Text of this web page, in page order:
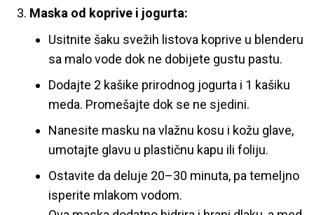
Maska od koprive i jogurta:
Usitnite šaku svežih listova koprive u blenderu
sa malo vode dok ne dobijete gustu pastu.
Dodajte 2 kašike prirodnog jogurta i 1 kašiku
meda. Promešajte dok se ne sjedini.
Nanesite masku na vlažnu kosu i kožu glave,
umotajte glavu u plastičnu kapu ili foliju.
Ostavite da deluje 20–30 minuta, pa temeljno
isperite mlakom vodom.